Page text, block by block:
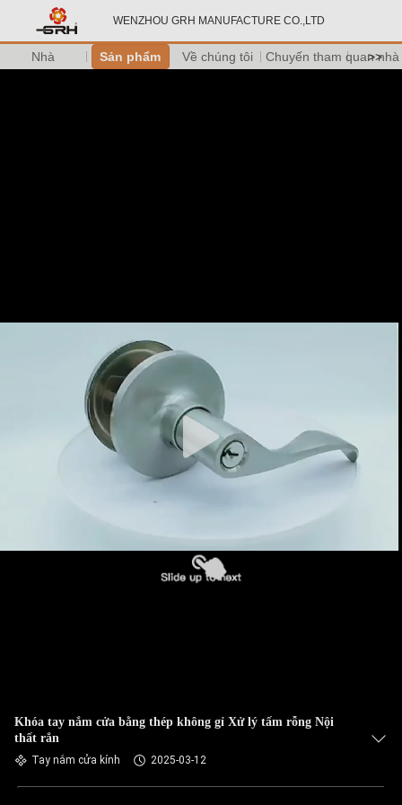
WENZHOU GRH MANUFACTURE CO.,LTD
Nhà Sản phẩm Về chúng tôi Chuyến tham quan nhà
>>
Khóa tay nắm cửa bằng thép không gỉ Xử lý tấm rỗng Nội
thất rắn
Tay nắm cửa kính 2025-03-12